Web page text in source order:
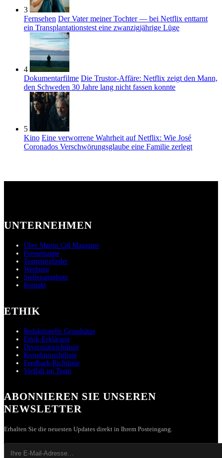
3
Fernsehen Der Vater meiner Tochter — bei Netflix enttarnt
ein Transplantationstest eine zwanzigjährige Lüge
4
Dokumentarfilme Die Trustor-Affäre: Netflix zeigt den Mann,
den Schweden 30 Jahre lang nicht fassen konnte
5
Kino Eine verworrene Wahrheit auf Netflix: Wie José
Coronados Verschwörungsglaube eine Familie zerlegt
UNTERNEHMEN
Über Martin Cid Magazine
Pressemappe
Teammitglieder
Werbung
Stellenangebote
Kontakt
ETHIK
Redaktionelle Grundsätze
Ethik-Erklärung
Diversitätsrichtlinie
Korrekturrichtlinie
Feedback-Richtlinie
Vielfalt im Team
ABONNIEREN SIE UNSEREN
NEWSLETTER
Erhalten Sie die neuesten Updates direkt in Ihrem Posteingang.